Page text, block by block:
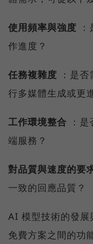
使用頻率與強度
作進度？
任務複雜度 ：是
行多媒體生成或更
工作環境整合 ：
端服務？
對品質與速度的要
一致的回應品質？
AI 模型技術的發展
免費方案之間的功